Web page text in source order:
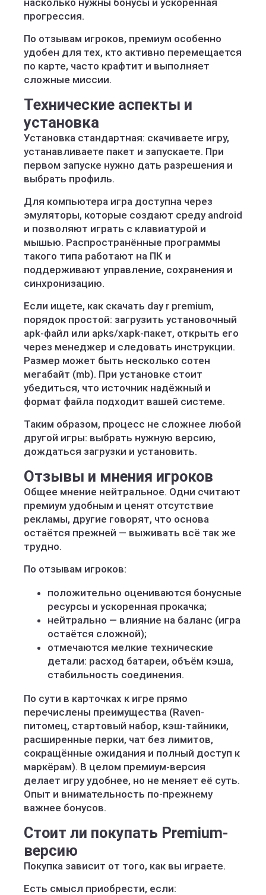
насколько нужны бонусы и ускоренная
прогрессия.
По отзывам игроков, премиум особенно
удобен для тех, кто активно перемещается
по карте, часто крафтит и выполняет
сложные миссии.
Технические аспекты и
установка
Установка стандартная: скачиваете игру,
устанавливаете пакет и запускаете. При
первом запуске нужно дать разрешения и
выбрать профиль.
Для компьютера игра доступна через
эмуляторы, которые создают среду android
и позволяют играть с клавиатурой и
мышью. Распространённые программы
такого типа работают на ПК и
поддерживают управление, сохранения и
синхронизацию.
Если ищете, как скачать day r premium,
порядок простой: загрузить установочный
apk-файл или apks/xapk-пакет, открыть его
через менеджер и следовать инструкции.
Размер может быть несколько сотен
мегабайт (mb). При установке стоит
убедиться, что источник надёжный и
формат файла подходит вашей системе.
Таким образом, процесс не сложнее любой
другой игры: выбрать нужную версию,
дождаться загрузки и установить.
Отзывы и мнения игроков
Общее мнение нейтральное. Одни считают
премиум удобным и ценят отсутствие
рекламы, другие говорят, что основа
остаётся прежней — выживать всё так же
трудно.
По отзывам игроков:
положительно оцениваются бонусные
ресурсы и ускоренная прокачка;
нейтрально — влияние на баланс (игра
остаётся сложной);
отмечаются мелкие технические
детали: расход батареи, объём кэша,
стабильность соединения.
По сути в карточках к игре прямо
перечислены преимущества (Raven-
питомец, стартовый набор, кэш-тайники,
расширенные перки, чат без лимитов,
сокращённые ожидания и полный доступ к
маркёрам). В целом премиум-версия
делает игру удобнее, но не меняет её суть.
Опыт и внимательность по-прежнему
важнее бонусов.
Стоит ли покупать Premium-
версию
Покупка зависит от того, как вы играете.
Есть смысл приобрести, если: